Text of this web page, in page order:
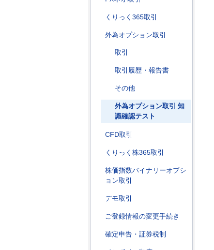
くりっく365取引
外為オプション取引
取引
取引履歴・報告書
その他
外為オプション取引 知
識確認テスト
CFD取引
くりっく株365取引
株価指数バイナリーオプシ
ョン取引
デモ取引
ご登録情報の変更手続き
確定申告・証券税制